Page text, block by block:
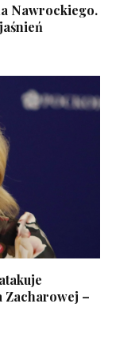
Nawrockiego.
Zacharowej –